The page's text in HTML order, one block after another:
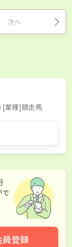
次へ
[業種]競走馬
で
員登録